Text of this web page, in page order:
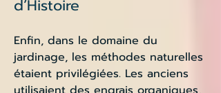
d’Histoire
Enfin, dans le domaine du
jardinage, les méthodes naturelles
étaient privilégiées. Les anciens